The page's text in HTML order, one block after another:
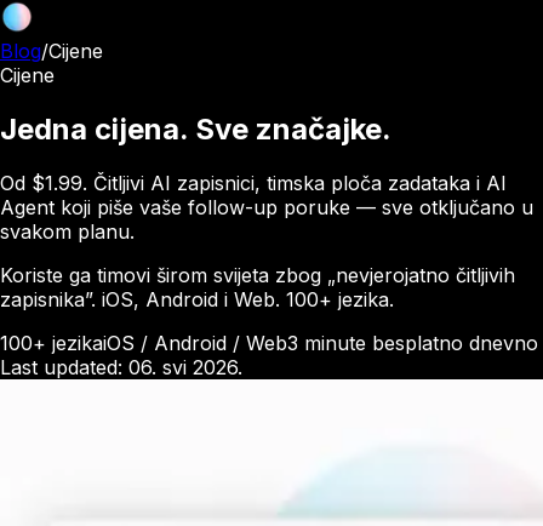
Blog/Cijene
Cijene
Jedna cijena. Sve značajke.
Od $1.99. Čitljivi AI zapisnici, timska ploča zadataka i AI
Agent koji piše vaše follow-up poruke — sve otključano u
svakom planu.
Koriste ga timovi širom svijeta zbog „nevjerojatno čitljivih
zapisnika”. iOS, Android i Web. 100+ jezika.
100+ jezikaiOS / Android / Web3 minute besplatno dnevno
Last updated: 06. svi 2026.